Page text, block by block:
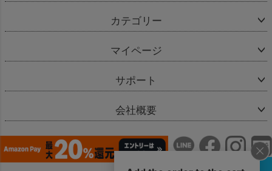
カテゴリー
マイページ
サポート
会社概要